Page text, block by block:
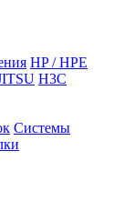
HP / HPE
H3C
Системы